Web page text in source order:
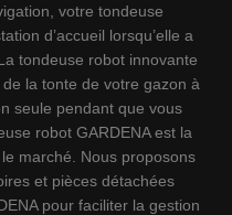
votre tondeuse
d’accueil lorsqu’elle a
tondeuse robot innovante
de la tonte de votre gazon à
seule pendant que vous
robot GARDENA est la
marché. Nous proposons
et pièces détachées
pour faciliter la gestion